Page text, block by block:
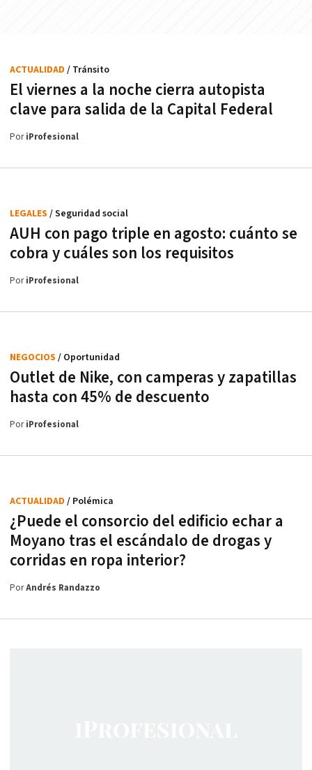
El viernes a la noche cierra autopista
clave para salida de la Capital Federal
ACTUALIDAD / Tránsito
PoriProfesional
AUH con pago triple en agosto: cuánto se
cobra y cuáles son los requisitos
LEGALES / Seguridad social
PoriProfesional
Outlet de Nike, con camperas y zapatillas
hasta con 45% de descuento
NEGOCIOS / Oportunidad
PoriProfesional
¿Puede el consorcio del edificio echar a
Moyano tras el escándalo de drogas y
corridas en ropa interior?
ACTUALIDAD / Polémica
PorAndrés Randazzo